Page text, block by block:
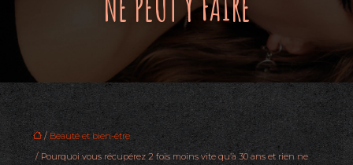
/ Beauté et bien-être
/ Pourquoi vous récupérez 2 fois moins vite qu’à 30 ans et rien ne